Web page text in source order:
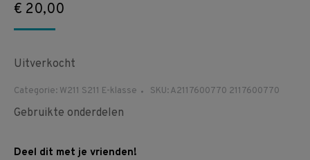
€ 20,00
Uitverkocht
Categorie: W211 S211 E-klasse SKU:A2117600770 2117600770
Gebruikte onderdelen
Deel dit met je vrienden!